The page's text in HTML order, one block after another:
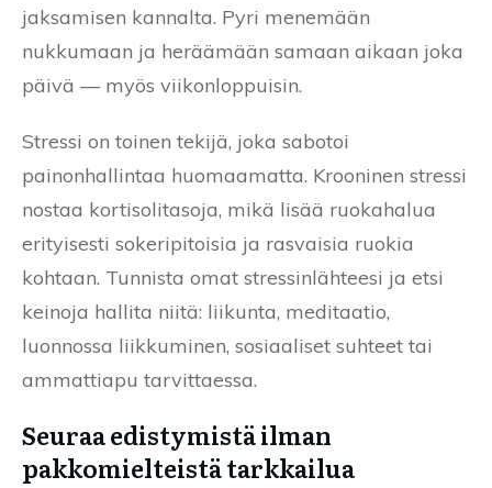
jaksamisen kannalta. Pyri menemään
nukkumaan ja heräämään samaan aikaan joka
päivä — myös viikonloppuisin.
Stressi on toinen tekijä, joka sabotoi
painonhallintaa huomaamatta. Krooninen stressi
nostaa kortisolitasoja, mikä lisää ruokahalua
erityisesti sokeripitoisia ja rasvaisia ruokia
kohtaan. Tunnista omat stressinlähteesi ja etsi
keinoja hallita niitä: liikunta, meditaatio,
luonnossa liikkuminen, sosiaaliset suhteet tai
ammattiapu tarvittaessa.
Seuraa edistymistä ilman
pakkomielteistä tarkkailua